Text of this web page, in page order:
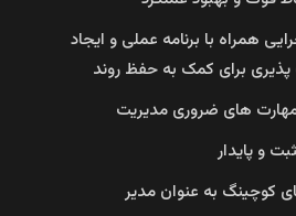
همراه با برنامه عملی و ایجاد
برای کمک به حفظ روند
مهارت‌ های ضروری مدیریت
و پایدار
کوچینگ به عنوان مدیر